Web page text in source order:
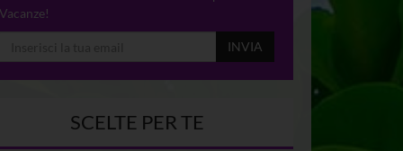
Vacanze!
INVIA
SCELTE PER TE